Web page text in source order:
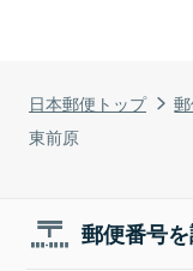
日本郵便トップ
東前原
郵便番号